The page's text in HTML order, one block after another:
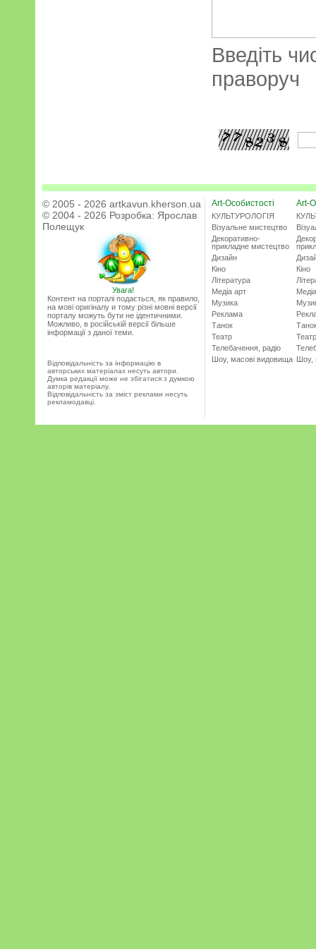
Введіть
праворуч
© 2005 - 2026 artkavun.kherson.ua
© 2004 - 2026 Розробка: Ярослав
Полещук
Увага!
Контент на порталі подається, як правило,
на мові оригіналу и тому різні мовні версії
порталу можуть бути не ідентичними.
Можливо, в російській версії більше
інформації з даної теми.
Відповідальність за інформацію в
авторських матеріалах несуть автори.
Думка редакції може не збігатися з думкою
авторів матеріалу.
Відповідальність за зміст реклами несуть
рекламодавці.
Art-Особистості
КУЛЬТУРОЛОГІЯ
Візуальне мистецтво
Декоративно-
прикладне мистецтво
Дизайн
Кіно
Література
Медіа арт
Музика
Реклама
Танок
Театр
Телебачення, радіо
Шоу, масові видовища
Art-
Кіно
Театр
Шоу,